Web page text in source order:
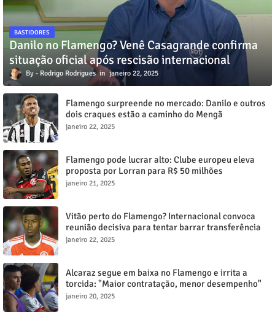
BASTIDORES
Danilo no Flamengo? Venê Casagrande confirma
situação oficial após rescisão internacional
Rodrigo Rodrigues janeiro 22, 2025
Flamengo surpreende no mercado: Danilo e outros
dois craques estão a caminho do Mengã
janeiro 22, 2025
Flamengo pode lucrar alto: Clube europeu eleva
proposta por Lorran para R$ 50 milhões
janeiro 21, 2025
Vitão perto do Flamengo? Internacional convoca
reunião decisiva para tentar barrar transferência
milionária
janeiro 22, 2025
Alcaraz segue em baixa no Flamengo e irrita a
torcida: "Maior contratação, menor desempenho"
janeiro 20, 2025